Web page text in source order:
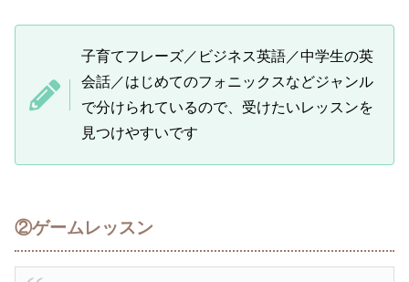
子育てフレーズ／ビジネス英語／中学生の英
会話／はじめてのフォニックスなどジャンル
で分けられているので、受けたいレッスンを
見つけやすいです
②ゲームレッスン